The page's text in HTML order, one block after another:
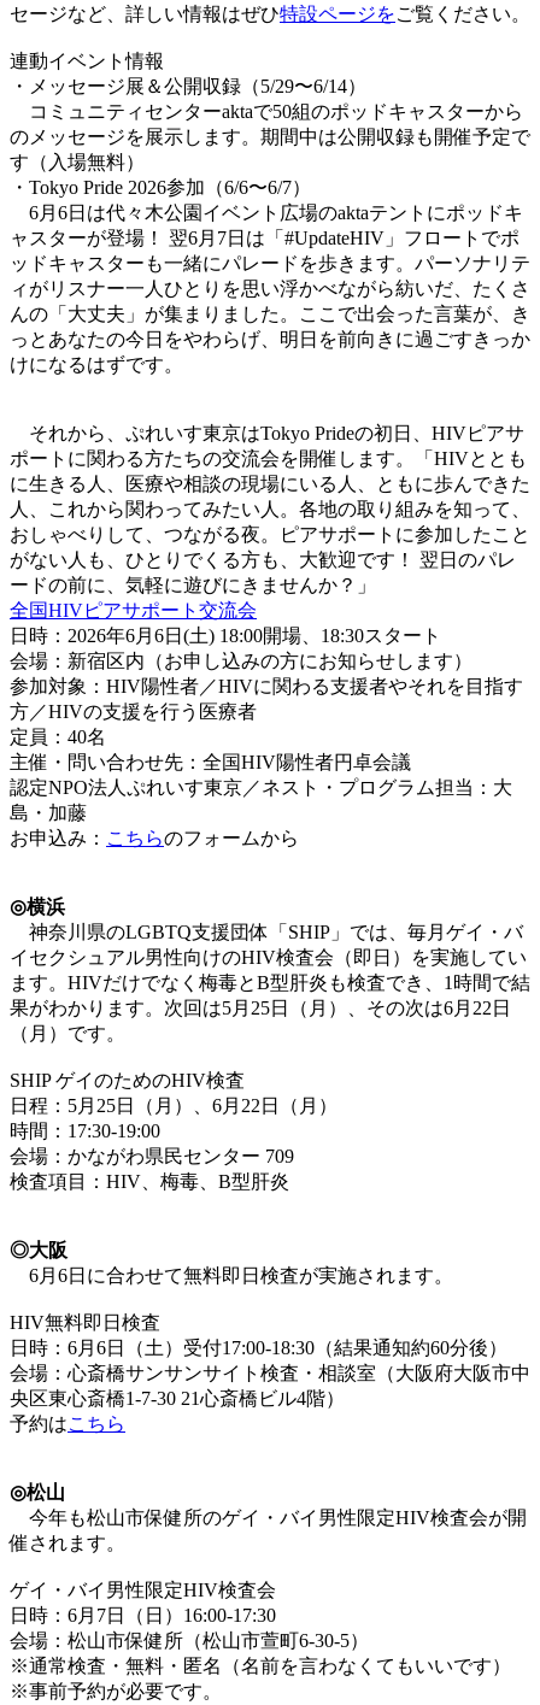
セージなど、詳しい情報はぜひ特設ページをご覧ください。
連動イベント情報
・メッセージ展＆公開収録（5/29〜6/14）
コミュニティセンターaktaで50組のポッドキャスターから
のメッセージを展示します。期間中は公開収録も開催予定で
す（入場無料）
・Tokyo Pride 2026参加（6/6〜6/7）
6月6日は代々木公園イベント広場のaktaテントにポッドキ
ャスターが登場！ 翌6月7日は「#UpdateHIV」フロートでポ
ッドキャスターも一緒にパレードを歩きます。パーソナリテ
ィがリスナー一人ひとりを思い浮かべながら紡いだ、たくさ
んの「大丈夫」が集まりました。ここで出会った言葉が、き
っとあなたの今日をやわらげ、明日を前向きに過ごすきっか
けになるはずです。
それから、ぷれいす東京はTokyo Prideの初日、HIVピアサ
ポートに関わる方たちの交流会を開催します。「HIVととも
に生きる人、医療や相談の現場にいる人、ともに歩んできた
人、これから関わってみたい人。各地の取り組みを知って、
おしゃべりして、つながる夜。ピアサポートに参加したこと
がない人も、ひとりでくる方も、大歓迎です！ 翌日のパレ
ードの前に、気軽に遊びにきませんか？」
全国HIVピアサポート交流会
日時：2026年6月6日(土) 18:00開場、18:30スタート
会場：新宿区内（お申し込みの方にお知らせします）
参加対象：HIV陽性者／HIVに関わる支援者やそれを目指す
方／HIVの支援を行う医療者
定員：40名
主催・問い合わせ先：全国HIV陽性者円卓会議
認定NPO法人ぷれいす東京／ネスト・プログラム担当：大
島・加藤
お申込み： こちらのフォームから
◎横浜
神奈川県のLGBTQ支援団体「SHIP」では、毎月ゲイ・バ
イセクシュアル男性向けのHIV検査会（即日）を実施してい
ます。HIVだけでなく梅毒とB型肝炎も検査でき、1時間で結
果がわかります。次回は5月25日（月）、その次は6月22日
（月）です。
SHIP ゲイのためのHIV検査
日程：5月25日（月）、6月22日（月）
時間：17:30-19:00
会場：かながわ県民センター 709
検査項目：HIV、梅毒、B型肝炎
◎大阪
6月6日に合わせて無料即日検査が実施されます。
HIV無料即日検査
日時：6月6日（土）受付17:00-18:30（結果通知約60分後）
会場：心斎橋サンサンサイト検査・相談室（大阪府大阪市中
央区東心斎橋1-7-30 21心斎橋ビル4階）
予約はこちら
◎松山
今年も松山市保健所のゲイ・バイ男性限定HIV検査会が開
催されます。
ゲイ・バイ男性限定HIV検査会
日時：6月7日（日）16:00-17:30
会場：松山市保健所（松山市萱町6-30-5）
※通常検査・無料・匿名（名前を言わなくてもいいです）
※事前予約が必要です。